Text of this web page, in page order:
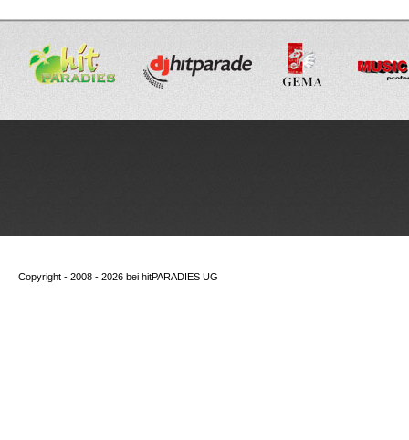
Copyright - 2008 - 2026 bei hitPARADIES UG